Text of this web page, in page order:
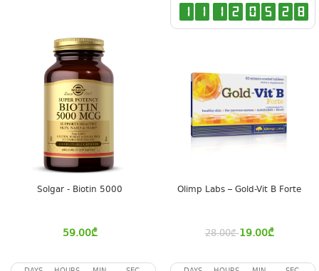
Solgar - Biotin 5000
59.00₾
1 1 1 2 0 5 2 7
Olimp Labs – Gold-Vit B Forte
28.00₾ 19.00₾